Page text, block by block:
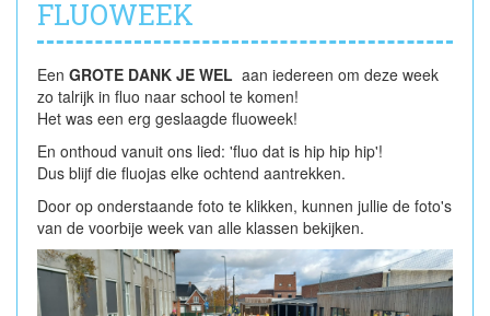
FLUOWEEK
Een GROTE DANK JE WEL aan iedereen om deze week
zo talrijk in fluo naar school te komen!
Het was een erg geslaagde fluoweek!
En onthoud vanuit ons lied: 'fluo dat is hip hip hip'!
Dus blijf die fluojas elke ochtend aantrekken.
Door op onderstaande foto te klikken, kunnen jullie de foto's
van de voorbije week van alle klassen bekijken.